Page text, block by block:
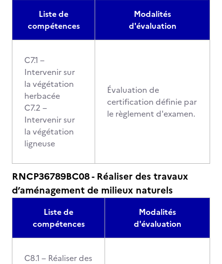
Liste de
compétences
Modalités
d'évaluation
C7.1 –
Intervenir sur
la végétation
herbacée
C7.2 –
Intervenir sur
la végétation
ligneuse
Évaluation de
certification définie par
le règlement d'examen.
RNCP36789BC08 - Réaliser des travaux
d’aménagement de milieux naturels
Liste de
compétences
Modalités
d'évaluation
C8.1 – Réaliser des